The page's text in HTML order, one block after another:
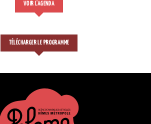
VOIR L'AGENDA
TÉLÉCHARGER LE PROGRAMME